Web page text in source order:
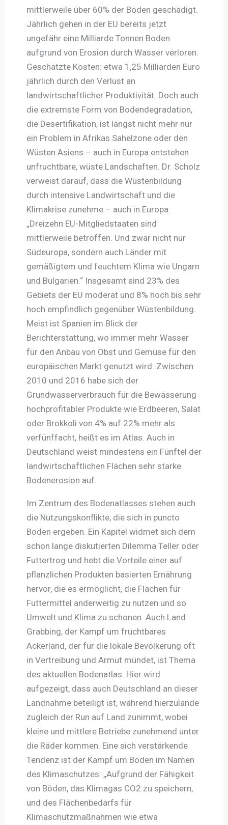
mittlerweile über 60% der Böden geschädigt.
Jährlich gehen in der EU bereits jetzt
ungefähr eine Milliarde Tonnen Boden
aufgrund von Erosion durch Wasser verloren.
Geschätzte Kosten: etwa 1,25 Milliarden Euro
jährlich durch den Verlust an
landwirtschaftlicher Produktivität. Doch auch
die extremste Form von Bodendegradation,
die Desertifikation, ist längst nicht mehr nur
ein Problem in Afrikas Sahelzone oder den
Wüsten Asiens – auch in Europa entstehen
unfruchtbare, wüste Landschaften. Dr. Scholz
verweist darauf, dass die Wüstenbildung
durch intensive Landwirtschaft und die
Klimakrise zunehme – auch in Europa:
„Dreizehn EU-Mitgliedstaaten sind
mittlerweile betroffen. Und zwar nicht nur
Südeuropa, sondern auch Länder mit
gemäßigtem und feuchtem Klima wie Ungarn
und Bulgarien.“ Insgesamt sind 23% des
Gebiets der EU moderat und 8% hoch bis sehr
hoch empfindlich gegenüber Wüstenbildung.
Meist ist Spanien im Blick der
Berichterstattung, wo immer mehr Wasser
für den Anbau von Obst und Gemüse für den
europäischen Markt genutzt wird: Zwischen
2010 und 2016 habe sich der
Grundwasserverbrauch für die Bewässerung
hochprofitabler Produkte wie Erdbeeren, Salat
oder Brokkoli von 4% auf 22% mehr als
verfünffacht, heißt es im Atlas. Auch in
Deutschland weist mindestens ein Fünftel der
landwirtschaftlichen Flächen sehr starke
Bodenerosion auf.
Im Zentrum des Bodenatlasses stehen auch
die Nutzungskonflikte, die sich in puncto
Boden ergeben. Ein Kapitel widmet sich dem
schon lange diskutierten Dilemma Teller oder
Futtertrog und hebt die Vorteile einer auf
pflanzlichen Produkten basierten Ernährung
hervor, die es ermöglicht, die Flächen für
Futtermittel anderweitig zu nutzen und so
Umwelt und Klima zu schonen. Auch Land
Grabbing, der Kampf um fruchtbares
Ackerland, der für die lokale Bevölkerung oft
in Vertreibung und Armut mündet, ist Thema
des aktuellen Bodenatlas. Hier wird
aufgezeigt, dass auch Deutschland an dieser
Landnahme beteiligt ist, während hierzulande
zugleich der Run auf Land zunimmt, wobei
kleine und mittlere Betriebe zunehmend unter
die Räder kommen. Eine sich verstärkende
Tendenz ist der Kampf um Boden im Namen
des Klimaschutzes: „Aufgrund der Fähigkeit
von Böden, das Klimagas CO2 zu speichern,
und des Flächenbedarfs für
Klimaschutzmaßnahmen wie etwa